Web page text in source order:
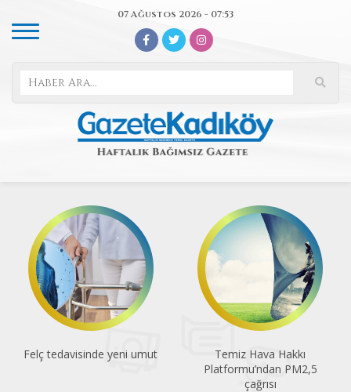
07 Ağustos 2026 - 07:53
Felç tedavisinde yeni umut
Temiz Hava Hakkı
Platformu’ndan PM2,5
çağrısı